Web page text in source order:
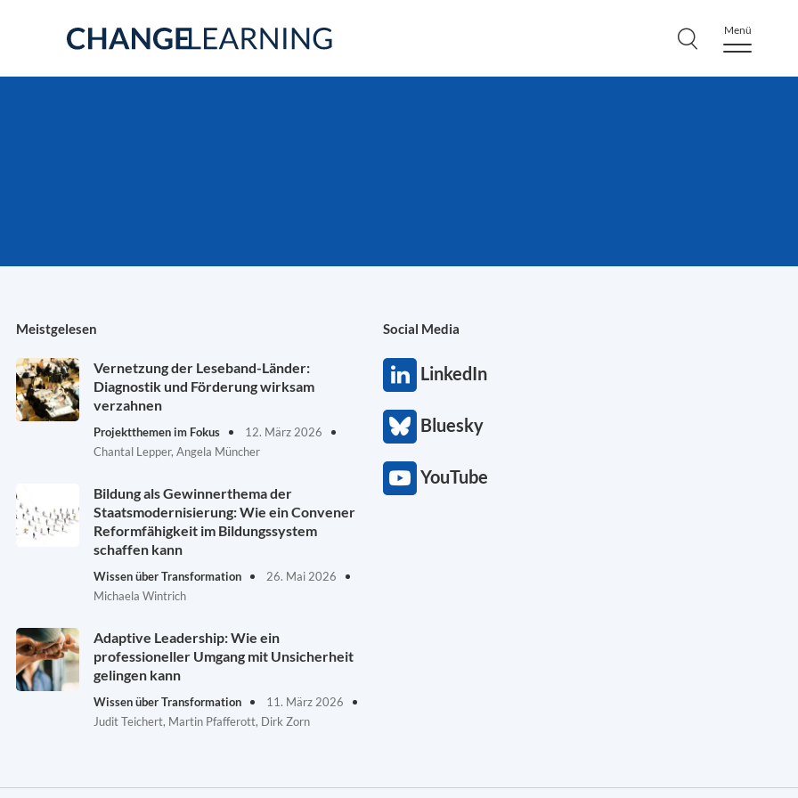
Menü
Meistgelesen
Vernetzung der Leseband-Länder:
Diagnostik und Förderung wirksam
verzahnen
Projektthemen im Fokus
12. März 2026
Chantal Lepper, Angela Müncher
Bildung als Gewinnerthema der
Staatsmodernisierung: Wie ein Convener
Reformfähigkeit im Bildungssystem
schaffen kann
Wissen über Transformation
26. Mai 2026
Michaela Wintrich
Adaptive Leadership: Wie ein
professioneller Umgang mit Unsicherheit
gelingen kann
Wissen über Transformation
11. März 2026
Judit Teichert, Martin Pfafferott, Dirk Zorn
Social Media
LinkedIn
Bluesky
YouTube